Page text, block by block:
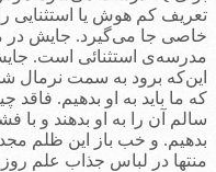
تعریف کم هوش یا استثنایی
خاصی جا می‌گیرد. جایش در
مدرسه‌ی استثنائی است.
این‌که برود به سمت نرمال
که ما باید به او بدهیم.
سالم آن را به او بدهند و با
بدهیم. و خب باز این ظلم
منتها در لباس جذاب علم